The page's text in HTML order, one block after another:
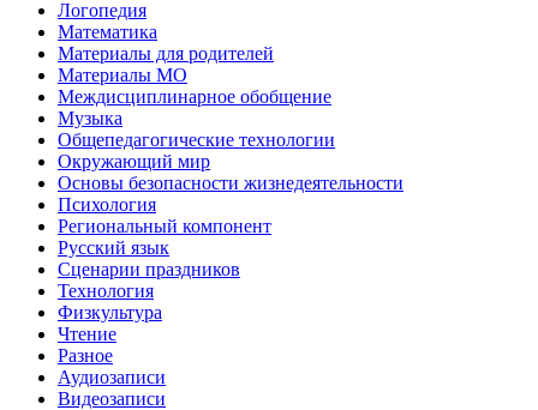
Логопедия
Математика
Материалы для родителей
Материалы МО
Междисциплинарное обобщение
Музыка
Общепедагогические технологии
Окружающий мир
Основы безопасности жизнедеятельности
Психология
Региональный компонент
Русский язык
Сценарии праздников
Технология
Физкультура
Чтение
Разное
Аудиозаписи
Видеозаписи